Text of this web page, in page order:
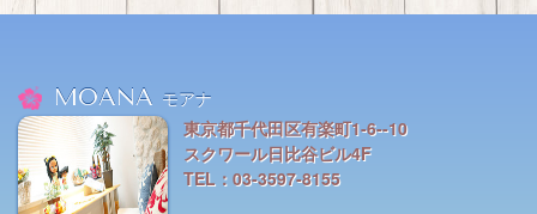
MOANA モアナ
東京都千代田区有楽町1-6--10
スクワール日比谷ビル4F
TEL：03-3597-8155